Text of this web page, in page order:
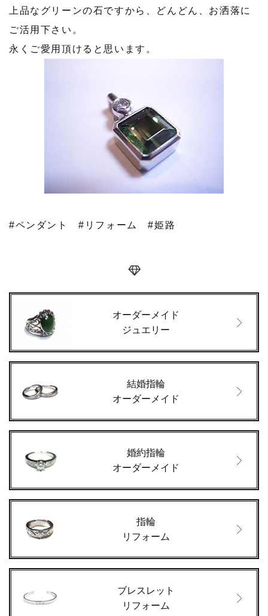
上品なグリーンの石ですから、どんどん、お洒落に
ご活用下さい。
永くご愛用頂けると思います。
#ペンダント #リフォーム #姫路
オーダーメイド
ジュエリー
結婚指輪
オーダーメイド
婚約指輪
オーダーメイド
指輪
リフォーム
ブレスレット
リフォーム